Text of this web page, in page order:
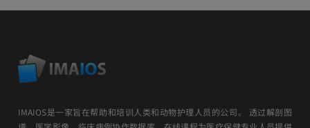
IMAIOS是一家旨在帮助和培训人类和动物护理人员的公司。 透过解剖图